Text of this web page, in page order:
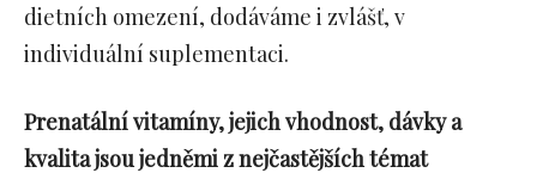
dietních omezení, dodáváme i zvlášť, v
individuální suplementaci.
Prenatální vitamíny, jejich vhodnost, dávky a
kvalita jsou jedněmi z nejčastějších témat